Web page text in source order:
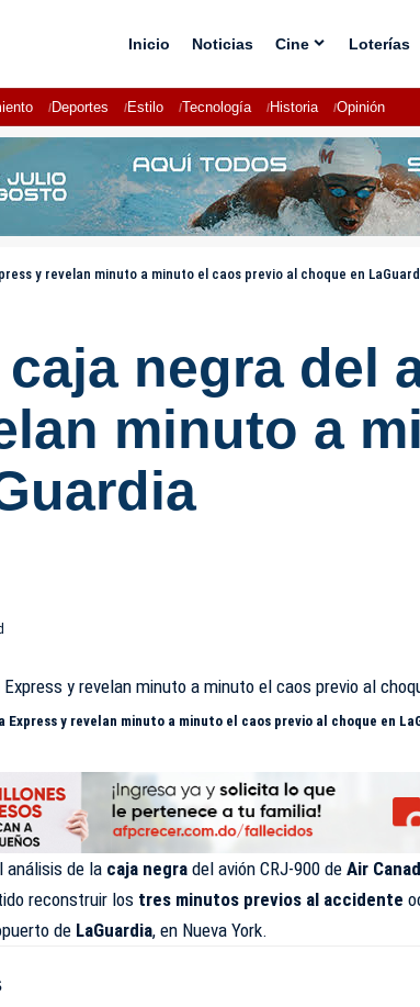
Inicio Noticias Cine Loterías
Deportes Estilo Tecnología Historia Opinión
y revelan minuto a minuto el caos previo al choque en
negra del
minuto a
y revelan minuto a minuto el caos previo al choque en
análisis de la caja negra del avión CRJ-900 deAir
reconstruir los tres minutos previos al accidente
de LaGuardia, en Nueva York.